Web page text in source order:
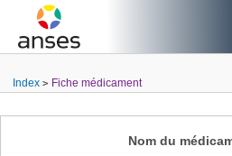
Index Fiche médicament
Nom du